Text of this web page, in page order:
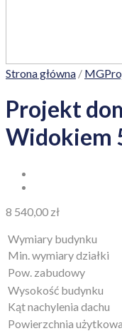
Strona główna /
Projekt
Widokiem
8 540,00 zł
Wymiary budynku
Min. wymiary działki
Pow. zabudowy
Wysokość budynku
Kąt nachylenia dachu
Powierzchnia użytkowa